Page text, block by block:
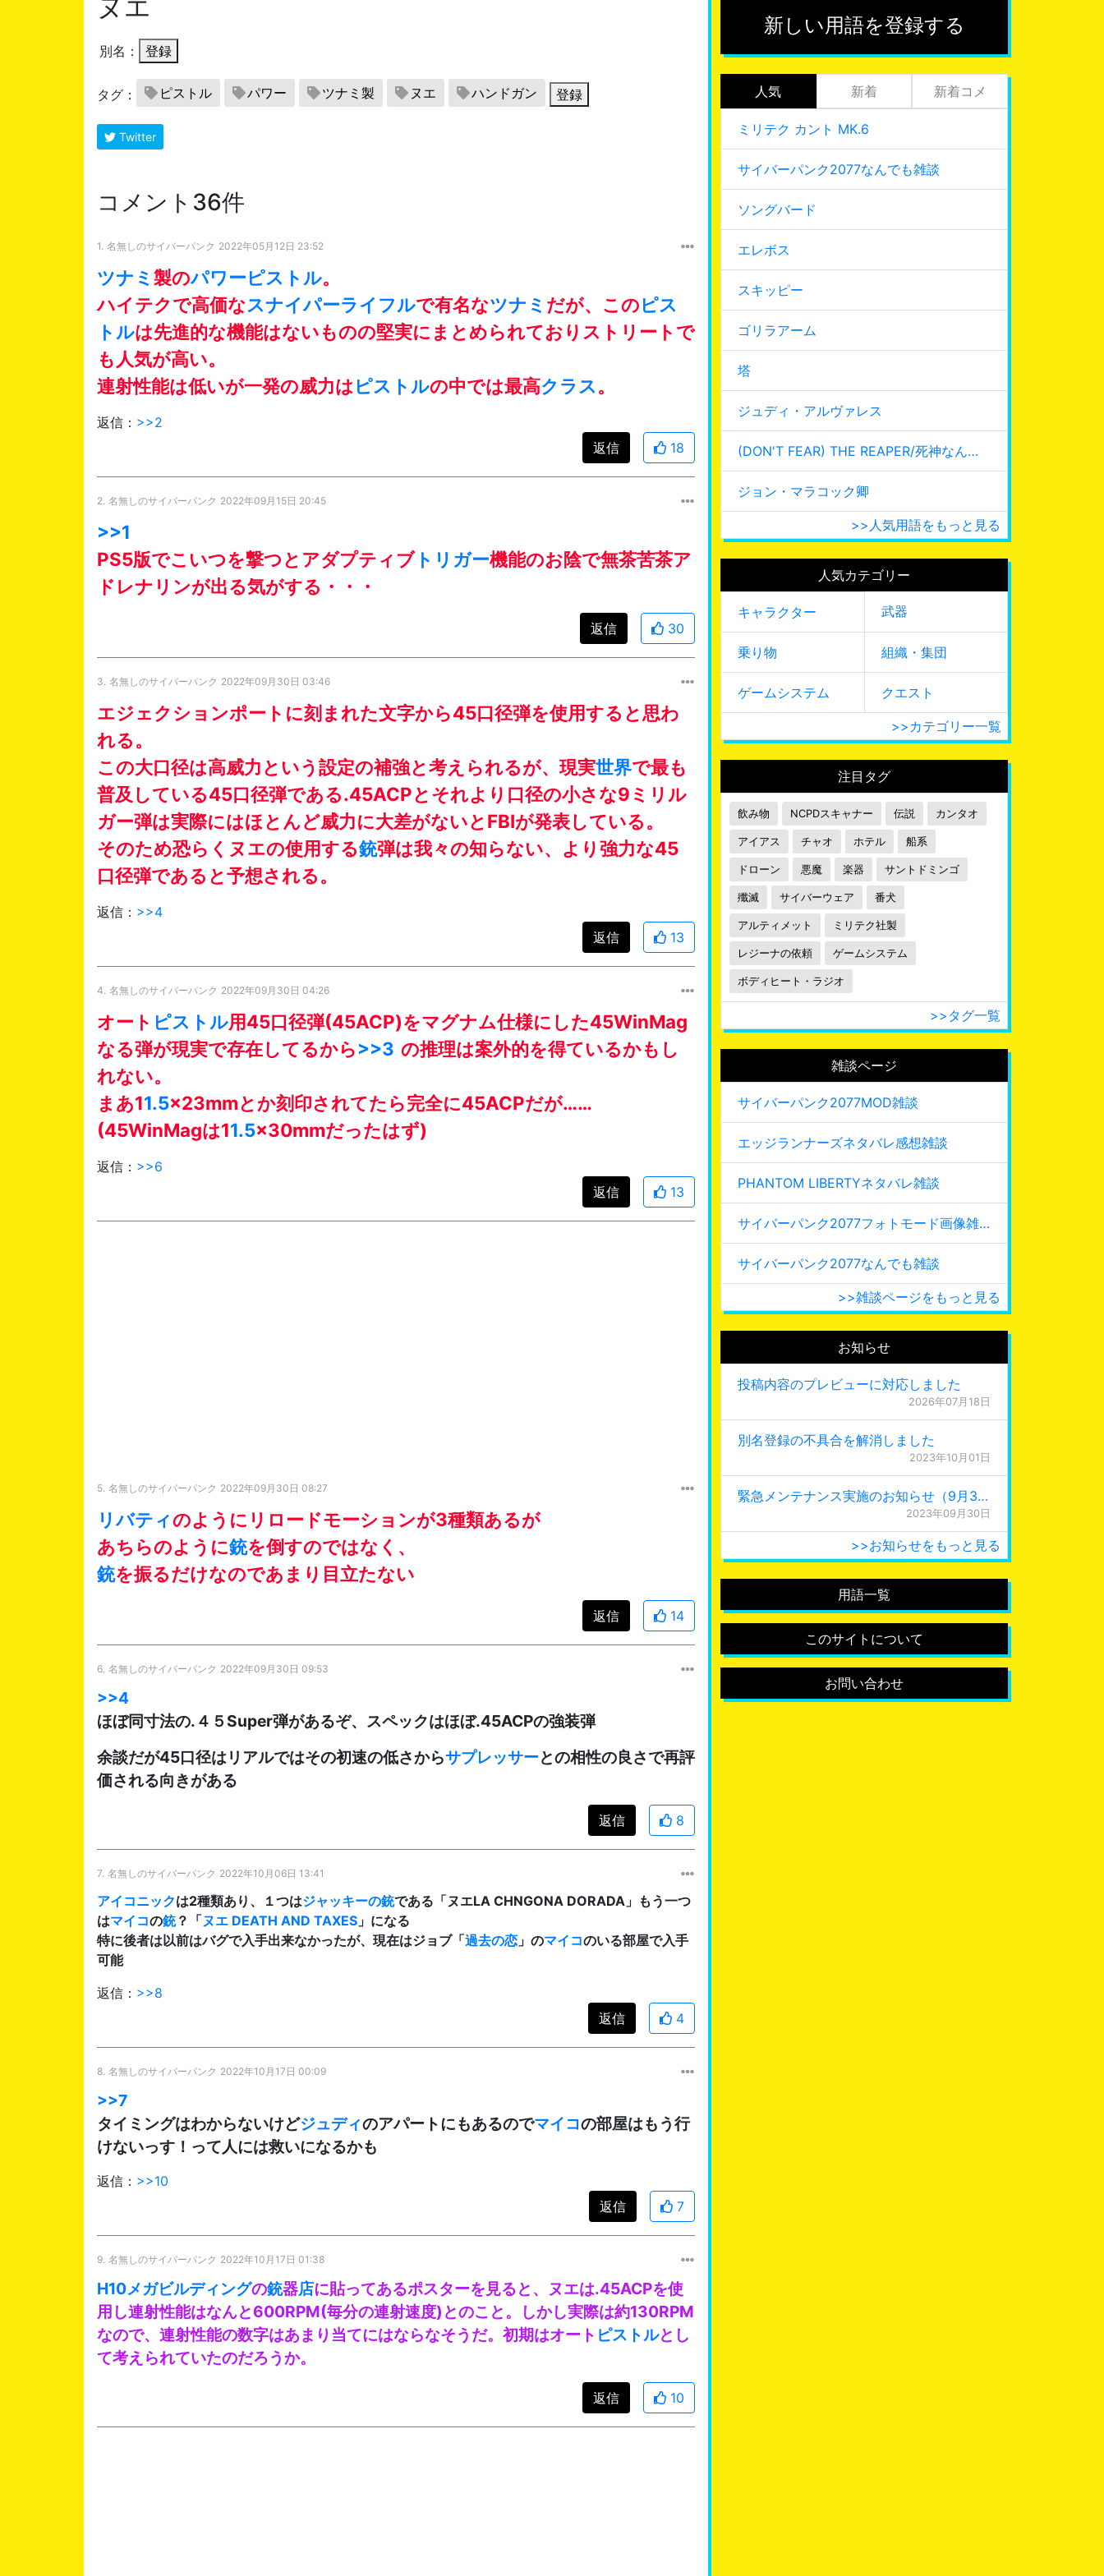
ヌエ
別名： 登録
タグ： ピストル パワー ツナミ製 ヌエ ハンドガン 登録
Twitter
コメント36件
1. 名無しのサイバーパンク 2022年05月12日 23:52
ツナミ 製のパワーピストル。
ハイテクで高価なスナイパーライフルで有名なツナミ だが、このピス
トルは先進的な機能はないものの堅実にまとめられておりストリートで
も人気が高い。
連射性能は低いが一発の威力は ピストルの中では最高クラス。
返信： >>2
返信
18
2. 名無しのサイバーパンク 2022年09月15日 20:45
>>1
PS5版でこいつを撃つとアダプティブトリガー機能のお陰で無茶苦茶ア
ドレナリンが出る気がする・・・
返信 30
3. 名無しのサイバーパンク 2022年09月30日 03:46
エジェクションポートに刻まれた文字から45口径弾を使用すると思わ
れる。
この大口径は高威力という設定の補強と考えられるが、現実世界で最も
普及している45口径弾である.45ACPとそれより口径の小さな9ミリル
ガー弾は実際にはほとんど威力に大差がないとFBIが発表している。
そのため恐らくヌエの使用する銃弾は我々の知らない、より強力な45
口径弾であると予想される。
返信： >>4
返信
13
4. 名無しのサイバーパンク 2022年09月30日 04:26
オート ピストル用45口径弾(45ACP)をマグナム仕様にした45WinMag
なる弾が現実で存在してるから>>3 の推理は案外的を得ているかもし
れない。
まあ11.5×23mmとか刻印されてたら完全に45ACPだが……
(45WinMagは11.5×30mmだったはず)
返信： >>6
返信
13
5. 名無しのサイバーパンク 2022年09月30日 08:27
リバティのようにリロードモーションが3種類あるが
あちらのように銃を倒すのではなく、
銃を振るだけなのであまり目立たない
返信 14
6. 名無しのサイバーパンク 2022年09月30日 09:53
>>4
ほぼ同寸法の.４５Super弾があるぞ、スペックはほぼ.45ACPの強装弾
余談だが45口径はリアルではその初速の低さからサプレッサーとの相性の良さで再評
価される向きがある
返信 8
7. 名無しのサイバーパンク 2022年10月06日 13:41
アイコニックは2種類あり、１つはジャッキーの銃である「ヌエLA CHNGONA DORADA」もう一つ
はマイコの銃？「 ヌエ DEATH AND TAXES 」になる
特に後者は以前はバグで入手出来なかったが、現在はジョブ「過去の恋 」のマイコのいる部屋で入手
可能
返信： >>8
返信
4
8. 名無しのサイバーパンク 2022年10月17日 00:09
>>7
タイミングはわからないけどジュディのアパートにもあるのでマイコの部屋はもう行
けないっす！って人には救いになるかも
返信： >>10
返信
7
9. 名無しのサイバーパンク 2022年10月17日 01:38
H10メガビルディングの銃器店に貼ってあるポスターを見ると、ヌエは.45ACPを使
用し連射性能はなんと600RPM(毎分の連射速度)とのこと。しかし実際は約130RPM
なので、連射性能の数字はあまり当てにはならなそうだ。初期はオート ピストルとし
て考えられていたのだろうか。
返信 10
新しい用語を登録する
人気 新着 新着コメ
ミリテク カント MK.6
サイバーパンク2077なんでも雑談
ソングバード
エレボス
スキッピー
ゴリラアーム
塔
ジュディ・アルヴァレス
(DON'T FEAR) THE REAPER/死神なんて怖くない
ジョン・マラコック卿
>>人気用語をもっと見る
人気カテゴリー
キャラクター 武器
乗り物 組織・集団
ゲームシステム クエスト
>>カテゴリー一覧
注目タグ
飲み物 NCPDスキャナー 伝説 カンタオ
アイアス チャオ ホテル 船系
ドローン 悪魔 楽器 サントドミンゴ
殲滅 サイバーウェア 番犬
アルティメット ミリテク社製
レジーナの依頼 ゲームシステム
ボディヒート・ラジオ
>>タグ一覧
雑談ページ
サイバーパンク2077MOD雑談
エッジランナーズネタバレ感想雑談
PHANTOM LIBERTYネタバレ雑談
サイバーパンク2077フォトモード画像雑談
サイバーパンク2077なんでも雑談
>>雑談ページをもっと見る
お知らせ
投稿内容のプレビューに対応しました
2026年07月18日
別名登録の不具合を解消しました
2023年10月01日
緊急メンテナンス実施のお知らせ（9月30日 0:15更新）
2023年09月30日
>>お知らせをもっと見る
用語一覧
このサイトについて
お問い合わせ